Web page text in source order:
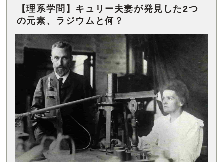
【理系学問】キュリー夫妻が発見した2つ
の元素、ラジウムと何？